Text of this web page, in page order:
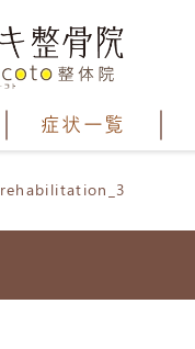
症状一覧
rehabilitation_3